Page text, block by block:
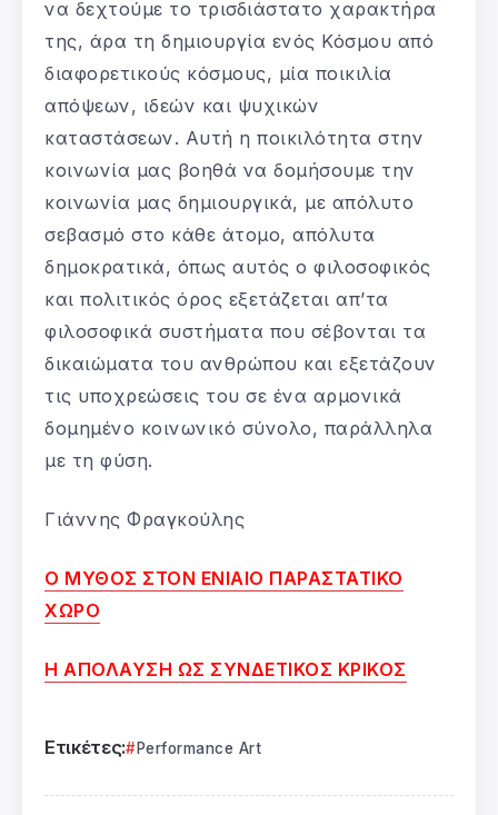
να δεχτούμε το τρισδιάστατο χαρακτήρα
της, άρα τη δημιουργία ενός Κόσμου από
διαφορετικούς κόσμους, μία ποικιλία
απόψεων, ιδεών και ψυχικών
καταστάσεων. Αυτή η ποικιλότητα στην
κοινωνία μας βοηθά να δομήσουμε την
κοινωνία μας δημιουργικά, με απόλυτο
σεβασμό στο κάθε άτομο, απόλυτα
δημοκρατικά, όπως αυτός ο φιλοσοφικός
και πολιτικός όρος εξετάζεται απ’τα
φιλοσοφικά συστήματα που σέβονται τα
δικαιώματα του ανθρώπου και εξετάζουν
τις υποχρεώσεις του σε ένα αρμονικά
δομημένο κοινωνικό σύνολο, παράλληλα
με τη φύση.
Γιάννης Φραγκούλης
Ο ΜΥΘΟΣ ΣΤΟΝ ΕΝΙΑΙΟ ΠΑΡΑΣΤΑΤΙΚΟ
ΧΩΡΟ
Η ΑΠΟΛΑΥΣΗ ΩΣ ΣΥΝΔΕΤΙΚΟΣ ΚΡΙΚΟΣ
Ετικέτες: Performance Art